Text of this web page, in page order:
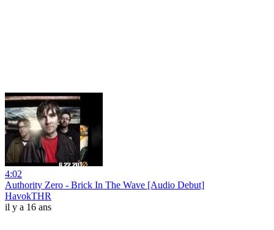
4:02
Authority Zero - Brick In The Wave [Audio Debut]
HavokTHR
il y a 16 ans